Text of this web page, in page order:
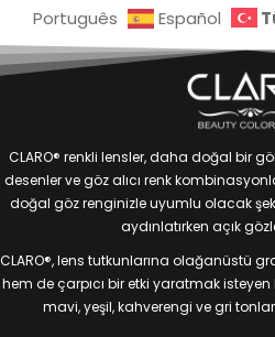
Português
Español
CLARO® renkli lensler, daha doğal bir
desenler ve göz alıcı renk
doğal göz renginizle uyumlu olacak
aydınlatırken açık
CLARO®, lens tutkunlarına olağanüstü
hem de çarpıcı bir etki yaratmak isteyen
mavi, yeşil, kahverengi ve gri